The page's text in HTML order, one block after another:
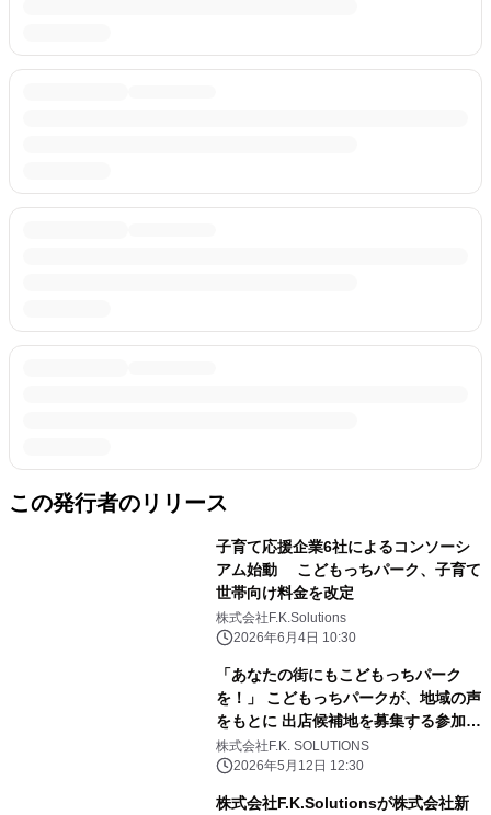
この発行者のリリース
子育て応援企業6社によるコンソーシ
アム始動 こどもっちパーク、子育て
世帯向け料金を改定
株式会社F.K.Solutions
2026年6月4日 10:30
「あなたの街にもこどもっちパーク
を！」 こどもっちパークが、地域の声
をもとに 出店候補地を募集する参加型
プロジェクトを開始 採用されたご家
族はこどもっちパーク10年間無料！
株式会社F.K. SOLUTIONS
2026年5月12日 12:30
株式会社F.K.Solutionsが株式会社新